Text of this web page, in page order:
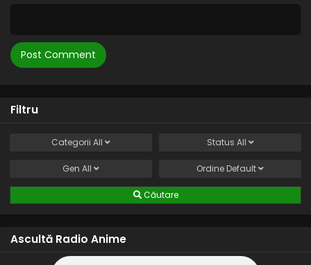
Filtru
Categorii All Status All
Gen All Ordine Default
Căutare
Ascultă Radio Anime